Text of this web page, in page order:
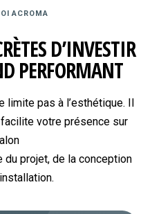
ACROMA
D’INVESTIR
PERFORMANT
pas à l’esthétique. Il
votre présence sur
projet, de la conception